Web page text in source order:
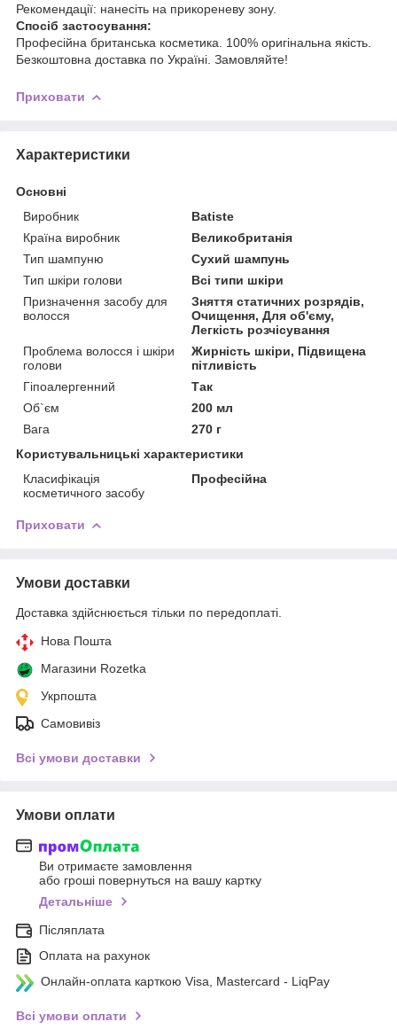
Рекомендації: нанесіть на прикореневу зону.
Спосіб застосування:
Професійна британська косметика. 100% оригінальна якість.
Безкоштовна доставка по Україні. Замовляйте!
Приховати
Характеристики
Основні
Виробник
Batiste
Країна виробник
Великобританія
Тип шампуню
Сухий шампунь
Тип шкіри голови
Всі типи шкіри
Призначення засобу для
волосся
Зняття статичних розрядів,
Очищення, Для об'єму,
Легкість розчісування
Проблема волосся і шкіри
голови
Жирність шкіри, Підвищена
пітливість
Гіпоалергенний
Так
Об`єм
200 мл
Вага
270 г
Користувальницькі характеристики
Класифікація
косметичного засобу
Професійна
Приховати
Умови доставки
Доставка здійснюється тільки по передоплаті.
Нова Пошта
Магазини Rozetka
Укрпошта
Самовивіз
Всі умови доставки
Умови оплати
Ви отримаєте замовлення
або гроші повернуться на вашу картку
Детальніше
Післяплата
Оплата на рахунок
Онлайн-оплата карткою Visa, Mastercard - LiqPay
Всі умови оплати